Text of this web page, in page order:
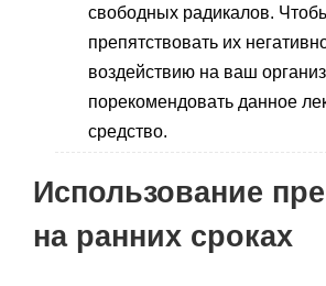
свободных радикалов.
препятствовать их
воздействию на ваш
порекомендовать данное
средство.
Использование
на ранних сроках